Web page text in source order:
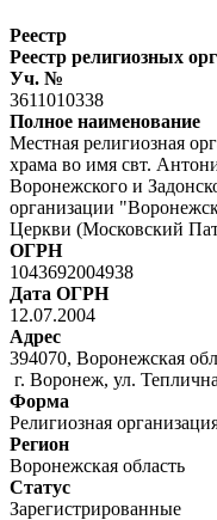
Реестр
Реестр религиозных
Уч. №
3611010338
Полное наименование
Местная религиозная
храма во имя свт.
Воронежского и
организации
Церкви (Московский
ОГРН
1043692004938
Дата ОГРН
12.07.2004
Адрес
394070, Воронежская
г. Воронеж, ул.
Форма
Религиозная
Регион
Воронежская область
Статус
Зарегистрированные